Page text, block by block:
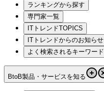
ランキングから探す
専門家一覧
ITトレンドTOPICS
ITトレンドからのお知らせ
よく検索されるキーワード
BtoB製品・サービスを知る